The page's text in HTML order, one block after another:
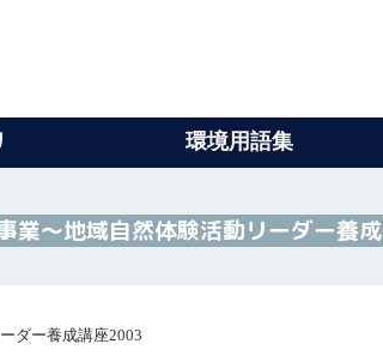
環境用語集
業～地域自然体験活動リーダー養
ダー養成講座2003